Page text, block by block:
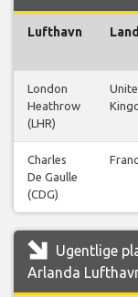
Lufthavn Land
London
Heathrow
(LHR)
Charles
De Gaulle
(CDG)
Ugentlige
Arlanda